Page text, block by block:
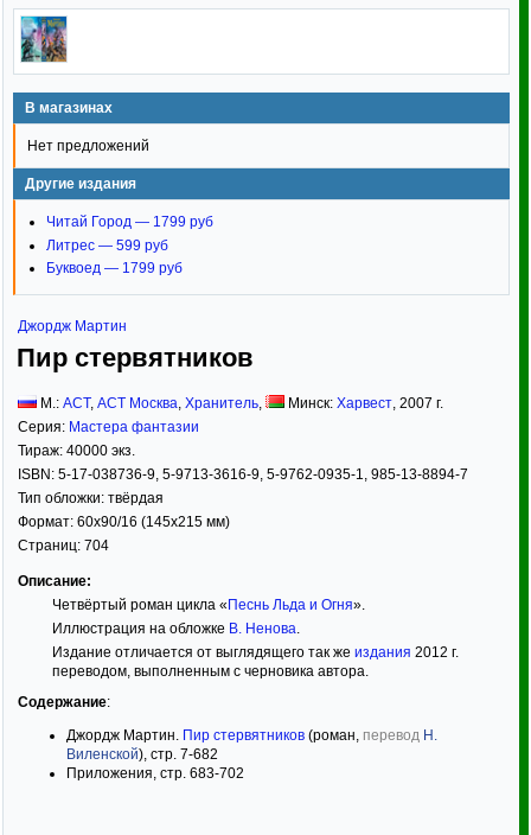
В магазинах
Нет предложений
Другие издания
Читай Город — 1799 руб
Литрес — 599 руб
Буквоед — 1799 руб
Джордж Мартин
Пир стервятников
М.: АСТ, АСТ Москва Хранитель Минск: Харвест 2007 г.
Серия: Мастера фантазии
Тираж: 40000 экз.
ISBN: 5-17-038736-9, 5-9713-3616-9, 5-9762-0935-1, 985-13-8894-7
Тип обложки: твёрдая
Формат: 60x90/16 (145x215 мм)
Страниц: 704
Описание:
Четвёртый роман цикла «Песнь Льда и Огня».
Иллюстрация на обложке В. Ненова
Издание отличается от выглядящего так же издания 2012 г.
переводом, выполненным с черновика автора.
Содержание:
Джордж Мартин. Пир стервятников (роман, перевод Н.
Виленской), стр. 7-682
Приложения, стр. 683-702